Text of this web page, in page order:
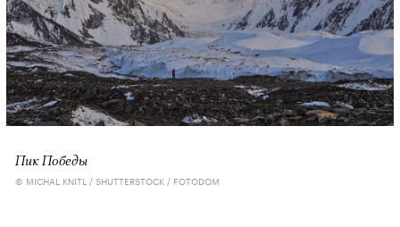
Пик Победы
© MICHAL KNITL / SHUTTERSTOCK / FOTODOM